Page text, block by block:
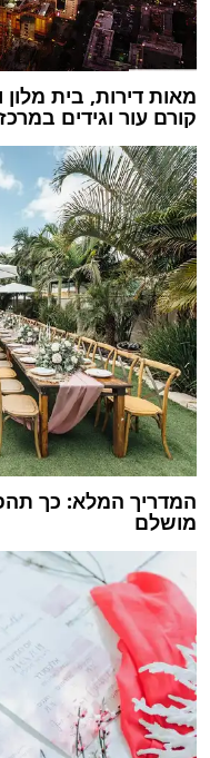
קורם עור וגידים
המדריך המלא: כך
מושלם